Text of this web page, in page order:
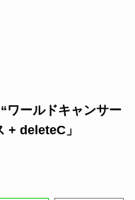
ワールドキャンサー
+ deleteC」